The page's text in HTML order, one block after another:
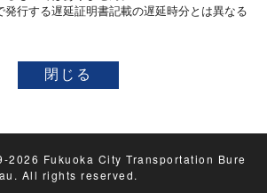
行する遅延証明書記載の遅延時分とは異なる
2026 Fukuoka City Transportation Bure
au. All rights reserved.